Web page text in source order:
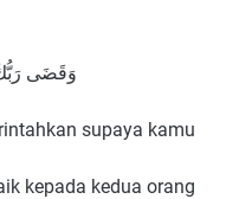
وَقَضَى رَبُّكَ
supaya kamu
kepada kedua orang